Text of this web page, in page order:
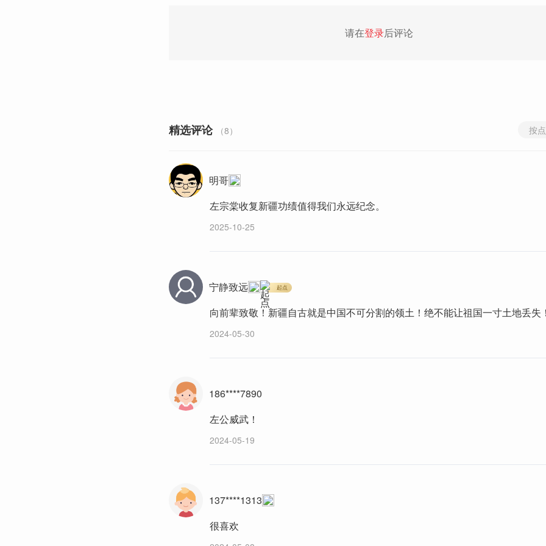
请在登录后评论
精选评论 （8） 按
明哥
左宗棠收复新疆功绩值得我们永远纪念。
2025-10-25
宁静致远 起点
向前辈致敬！新疆自古就是中国不可分割的领土！绝不能让祖国一寸土地丢失！
2024-05-30
186****7890
左公威武！
2024-05-19
137****1313
很喜欢